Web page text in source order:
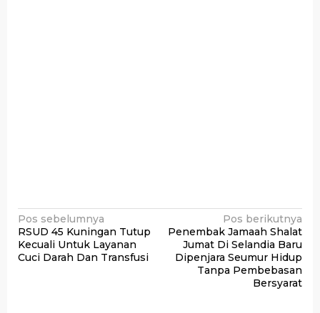
Navigasi
pos
Pos sebelumnya
RSUD 45 Kuningan Tutup
Kecuali Untuk Layanan
Cuci Darah Dan Transfusi
Pos berikutnya
Penembak Jamaah Shalat
Jumat Di Selandia Baru
Dipenjara Seumur Hidup
Tanpa Pembebasan
Bersyarat